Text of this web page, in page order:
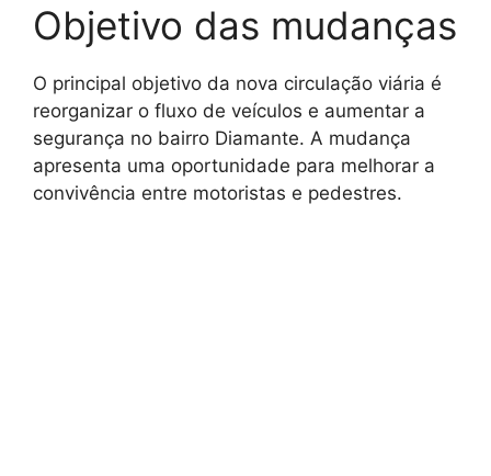
Objetivo das mudanças
O principal objetivo da nova circulação viária é
reorganizar o fluxo de veículos e aumentar a
segurança no bairro Diamante. A mudança
apresenta uma oportunidade para melhorar a
convivência entre motoristas e pedestres.